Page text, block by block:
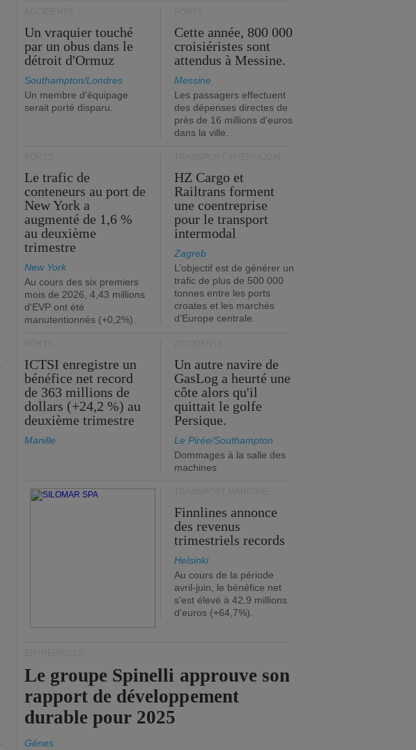
Un vraquier touché
par un obus dans le
détroit d'Ormuz
Southampton/Londres
Un membre d'équipage
serait porté disparu.
Cette année, 800 000
croisiéristes sont
attendus à Messine.
Messine
Les passagers effectuent
des dépenses directes de
près de 16 millions d'euros
dans la ville.
Le trafic de
conteneurs au port de
New York a
augmenté de 1,6 %
au deuxième
trimestre
New York
Au cours des six premiers
mois de 2026, 4,43 millions
d'EVP ont été
manutentionnés (+0,2%).
HZ Cargo et
Railtrans forment
une coentreprise
pour le transport
intermodal
Zagreb
L’objectif est de générer un
trafic de plus de 500 000
tonnes entre les ports
croates et les marchés
d’Europe centrale.
ICTSI enregistre un
bénéfice net record
de 363 millions de
dollars (+24,2 %) au
deuxième trimestre
Manille
Un autre navire de
GasLog a heurté une
côte alors qu'il
quittait le golfe
Persique.
Le Pirée/Southampton
Dommages à la salle des
machines
Finnlines annonce
des revenus
trimestriels records
Helsinki
Au cours de la période
avril-juin, le bénéfice net
s'est élevé à 42,9 millions
d'euros (+64,7%).
Le groupe Spinelli approuve son
rapport de développement
durable pour 2025
Gênes